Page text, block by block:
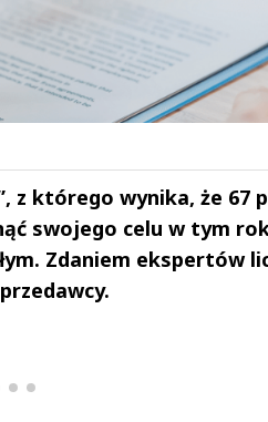
z którego wynika, że 67
swojego celu w tym
Zdaniem ekspertów